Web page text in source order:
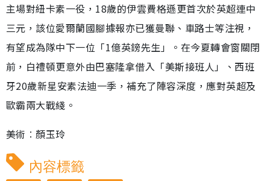
主場對紐卡素一役，18歲的伊雲費格遜更首次於英超連中
三元，該位愛爾蘭國腳據報亦已獲曼聯、車路士等注視，
有望成為隊中下一位「1億英鎊先生」。在今夏轉會窗關閉
前，白禮頓更意外由巴塞隆拿借入「美斯接班人」、西班
牙20歲新星安素法迪一季，補充了陣容深度，應對英超及
歐霸兩大戰綫。
美術︰顏玉玲
內容標籤